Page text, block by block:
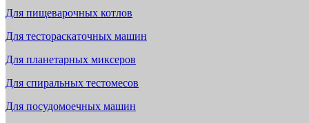
Для пищеварочных котлов
Для тестораскаточных машин
Для планетарных миксеров
Для спиральных тестомесов
Для посудомоечных машин